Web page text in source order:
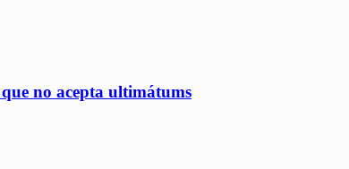
no acepta ultimátums